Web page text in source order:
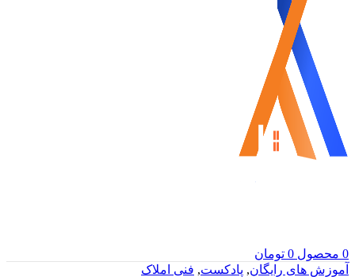
0 محصول 0 تومان
آموزش های رایگان, پادکست, فنی املاک